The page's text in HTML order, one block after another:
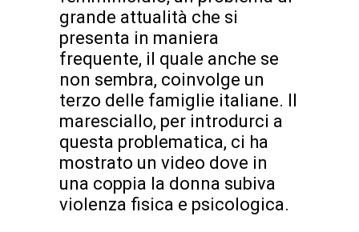
grande attualità che si
presenta in maniera
frequente, il quale anche se
non sembra, coinvolge un
terzo delle famiglie italiane. Il
maresciallo, per introdurci a
questa problematica, ci ha
mostrato un video dove in
una coppia la donna subiva
violenza fisica e psicologica.